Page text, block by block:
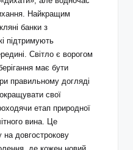
Найкращим
банки з
підтримують
Світло є ворогом
має бути
правильному догляді
свої
етап природної
вина. Це
на довгострокову